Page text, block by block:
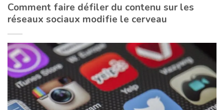
Comment faire défiler du contenu sur les
réseaux sociaux modifie le cerveau